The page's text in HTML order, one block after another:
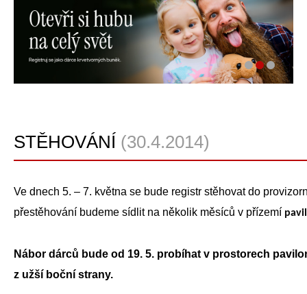
STĚHOVÁNÍ (30.4.2014)
Ve dnech 5. – 7. května se bude registr stěhovat do
přestěhování budeme sídlit na několik měsíců v přízemí
Nábor dárců bude od 19. 5. probíhat v prostorech
z užší boční strany.